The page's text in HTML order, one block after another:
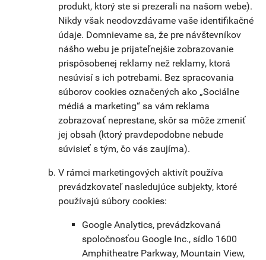
produkt, ktorý ste si prezerali na našom webe).
Nikdy však neodovzdávame vaše identifikačné
údaje. Domnievame sa, že pre návštevníkov
nášho webu je prijateľnejšie zobrazovanie
prispôsobenej reklamy než reklamy, ktorá
nesúvisí s ich potrebami. Bez spracovania
súborov cookies označených ako „Sociálne
médiá a marketing“ sa vám reklama
zobrazovať neprestane, skôr sa môže zmeniť
jej obsah (ktorý pravdepodobne nebude
súvisieť s tým, čo vás zaujíma).
V rámci marketingových aktivít používa
prevádzkovateľ nasledujúce subjekty, ktoré
používajú súbory cookies:
Google Analytics, prevádzkovaná
spoločnosťou Google Inc., sídlo 1600
Amphitheatre Parkway, Mountain View,